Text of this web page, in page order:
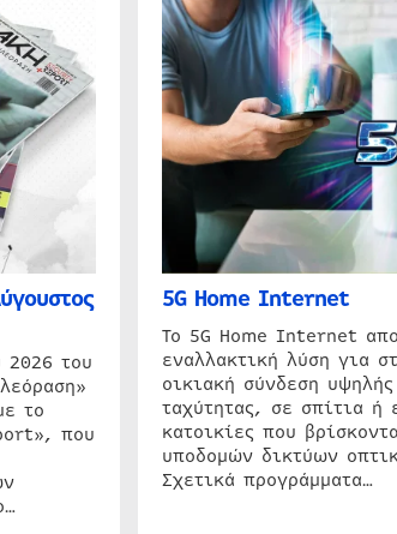
2026 του
το
που
5G Home Internet
Το 5G Home Internet
εναλλακτική λύση για
οικιακή σύνδεση υψηλής
ταχύτητας, σε σπίτια ή
κατοικίες που
υποδομών δικτύων
Σχετικά προγράμματα…